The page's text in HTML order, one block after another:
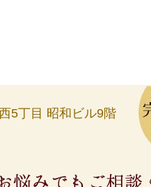
5丁目 昭和ビル9階